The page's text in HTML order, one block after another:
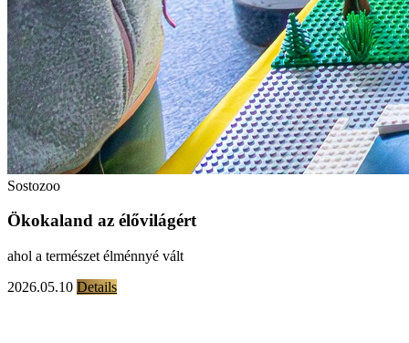
Sostozoo
Ökokaland az élővilágért
ahol a természet élménnyé vált
2026.05.10 Details